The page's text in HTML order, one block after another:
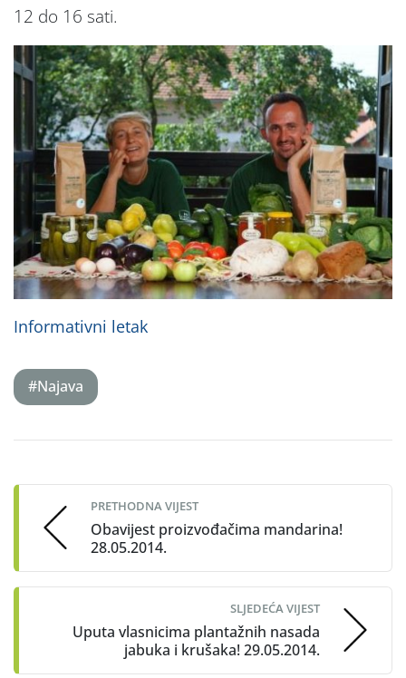
12 do 16 sati.
Informativni letak
#Najava
navigation
PRETHODNA VIJEST
Obavijest proizvođačima mandarina!
28.05.2014.
SLJEDEĆA VIJEST
Uputa vlasnicima plantažnih nasada
jabuka i krušaka! 29.05.2014.